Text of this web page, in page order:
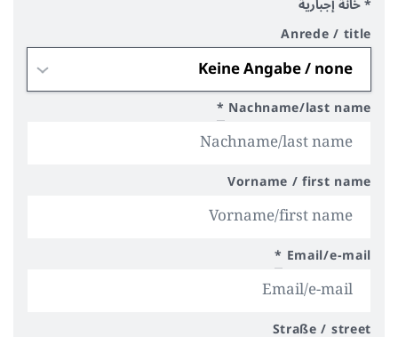
Anrede / title
Nachname/last name
*
Vorname / first name
Email/e-mail
*
Straße / street